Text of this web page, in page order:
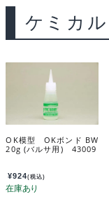
ケミカル
OK模型 OKボンド BW
20g (バルサ用) 43009
¥924(税込)